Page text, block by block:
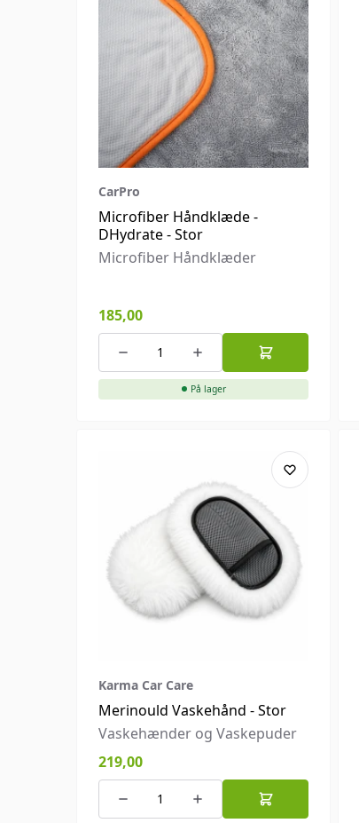
CarPro
Microfiber Håndklæde -
DHydrate - Stor
Microfiber Håndklæder
185,00
På lager
Karma Car Care
Merinould Vaskehånd - Stor
Vaskehænder og Vaskepuder
219,00